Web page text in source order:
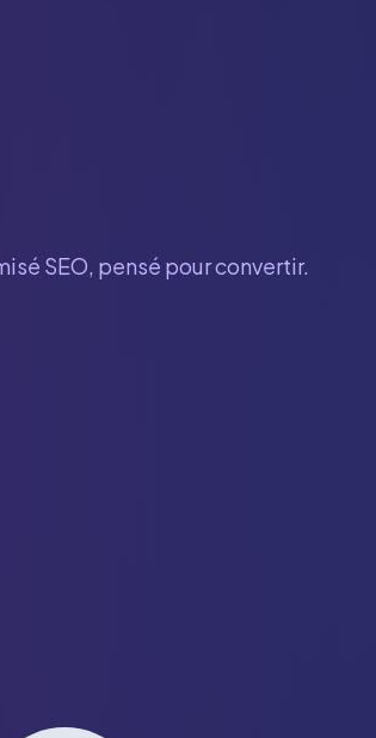
SEO, pensé pour convertir.